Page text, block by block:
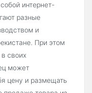
интернет-
разные
и
При этом
своих
может
цену и размещать